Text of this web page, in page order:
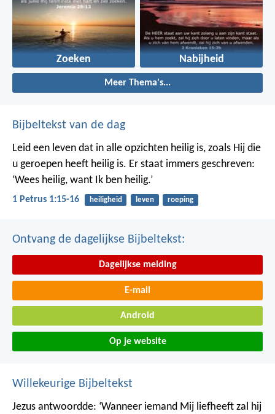
Zoeken Nabijheid
Meer Thema's...
Bijbeltekst van de dag
Leid een leven dat in alle opzichten heilig is, zoals Hij die
u geroepen heeft heilig is. Er staat immers geschreven:
‘Wees heilig, want Ik ben heilig.’
1 Petrus 1:15-16 heiligheid leven roeping
Ontvang de dagelijkse Bijbeltekst:
Dagelijkse melding
E-mail
Android
Op je website
Willekeurige Bijbeltekst
Jezus antwoordde: ‘Wanneer iemand Mij liefheeft zal hij